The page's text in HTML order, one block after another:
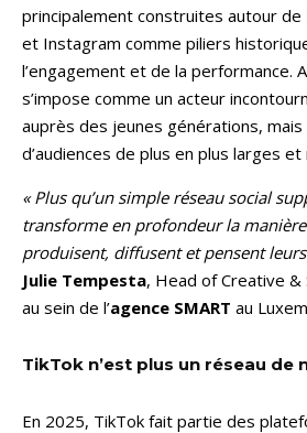
principalement construites autour de
et Instagram comme piliers
l’engagement et de la performance.
s’impose comme un acteur
auprès des jeunes générations, mais
d’audiences de plus en plus larges
« Plus qu’un simple réseau social
transforme en profondeur la
produisent, diffusent et pensent
Julie Tempesta, Head of Creative &
au sein de l’agence SMART au
TikTok n’est plus un réseau de
En 2025, TikTok fait partie des